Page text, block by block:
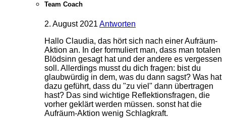
Team Coach
2. August 2021 Antworten
Hallo Claudia, das hört sich nach einer Aufräum-
Aktion an. In der formuliert man, dass man totalen
Blödsinn gesagt hat und der andere es vergessen
soll. Allerdings musst du dich fragen: bist du
glaubwürdig in dem, was du dann sagst? Was hat
dazu geführt, dass du "zu viel" dann übertragen
hast? Das sind wichtige Reflektionsfragen, die
vorher geklärt werden müssen. sonst hat die
Aufräum-Aktion wenig Schlagkraft.